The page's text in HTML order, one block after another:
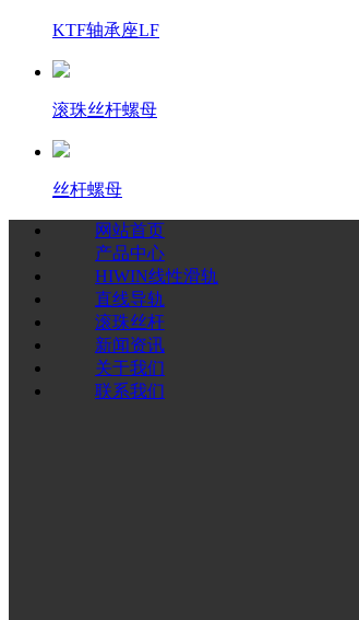
KTF轴承座LF
滚珠丝杆螺母
丝杆螺母
网站首页
产品中心
HIWIN线性滑轨
直线导轨
滚珠丝杆
新闻资讯
关于我们
联系我们